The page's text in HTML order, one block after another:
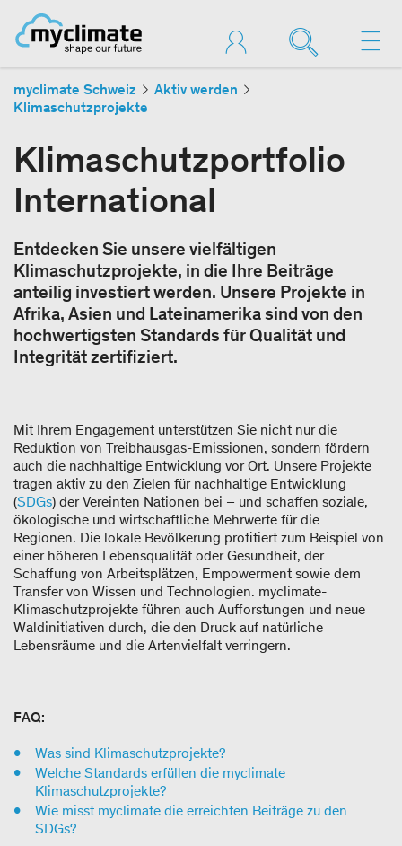
myclimate Schweiz
Aktiv werden
Klimaschutzprojekte
Klimaschutzportfolio
International
Entdecken Sie unsere vielfältigen
Klimaschutzprojekte, in die Ihre Beiträge
anteilig investiert werden. Unsere Projekte in
Afrika, Asien und Lateinamerika sind von den
hochwertigsten Standards für Qualität und
Integrität zertifiziert.
Mit Ihrem Engagement unterstützen Sie nicht nur die
Reduktion von Treibhausgas-Emissionen, sondern fördern
auch die nachhaltige Entwicklung vor Ort. Unsere Projekte
tragen aktiv zu den Zielen für nachhaltige Entwicklung
(SDGs) der Vereinten Nationen bei – und schaffen soziale,
ökologische und wirtschaftliche Mehrwerte für die
Regionen. Die lokale Bevölkerung profitiert zum Beispiel von
einer höheren Lebensqualität oder Gesundheit, der
Schaffung von Arbeitsplätzen, Empowerment sowie dem
Transfer von Wissen und Technologien. myclimate-
Klimaschutzprojekte führen auch Aufforstungen und neue
Waldinitiativen durch, die den Druck auf natürliche
Lebensräume und die Artenvielfalt verringern.
FAQ:
Was sind Klimaschutzprojekte?
Welche Standards erfüllen die myclimate
Klimaschutzprojekte?
Wie misst myclimate die erreichten Beiträge zu den
SDGs?